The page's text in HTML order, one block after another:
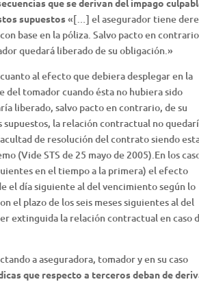
que se derivan del impago
supuestos«[…] el asegurador tiene
base en la póliza. Salvo pacto en
quedará liberado de su obligación.»
al efecto que debiera desplegar en la
tomador cuando ésta no hubiera sido
liberado, salvo pacto en contrario, de su
la relación contractual no
de resolución del contrato siendo
(Vide STS de 25 mayo de 2005).En los
en el tiempo a la primera) el efecto
el día siguiente al del vencimiento según lo
el plazo de los seis meses siguientes al del
extinguida la relación contractual en caso
a aseguradora, tomador y en su caso
que respecto a terceros deban de